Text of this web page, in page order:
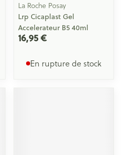
La Roche Posay
Lrp Cicaplast Gel
Accelerateur B5 40ml
16,95 €
En rupture de stock